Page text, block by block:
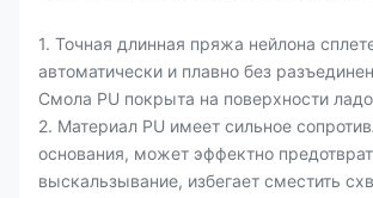
1. Точная длинная пряжа нейлона
автоматически и плавно без
Смола PU покрыта на поверхности
2. Материал PU имеет сильное
основания, может эффектно
выскальзывание, избегает сместить